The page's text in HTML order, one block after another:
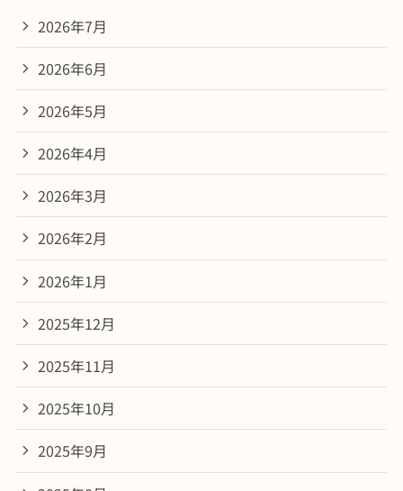
2026年7月
2026年6月
2026年5月
2026年4月
2026年3月
2026年2月
2026年1月
2025年12月
2025年11月
2025年10月
2025年9月